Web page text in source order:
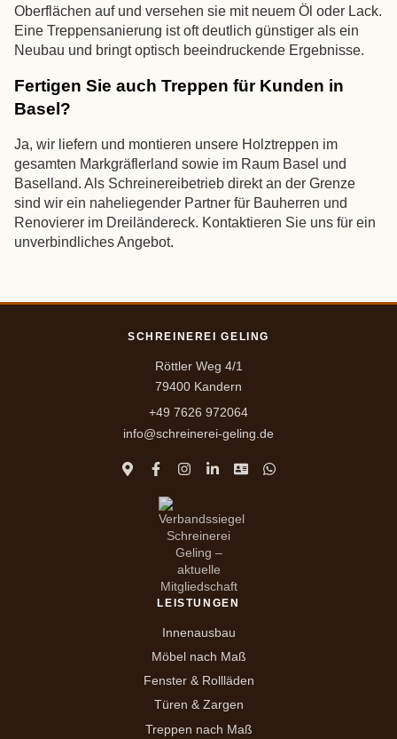
Oberflächen auf und versehen sie mit neuem Öl oder Lack.
Eine Treppensanierung ist oft deutlich günstiger als ein
Neubau und bringt optisch beeindruckende Ergebnisse.
Fertigen Sie auch Treppen für Kunden in
Basel?
Ja, wir liefern und montieren unsere Holztreppen im
gesamten Markgräflerland sowie im Raum Basel und
Baselland. Als Schreinereibetrieb direkt an der Grenze
sind wir ein naheliegender Partner für Bauherren und
Renovierer im Dreiländereck. Kontaktieren Sie uns für ein
unverbindliches Angebot.
SCHREINEREI GELING
Röttler Weg 4/1
79400 Kandern
+49 7626 972064
info@schreinerei-geling.de
LEISTUNGEN
Innenausbau
Möbel nach Maß
Fenster & Rollläden
Türen & Zargen
Treppen nach Maß